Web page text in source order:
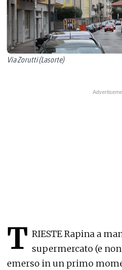
Via Zorutti (Lasorte)
T RIESTE Rapina a
supermercato (e
emerso in un primo